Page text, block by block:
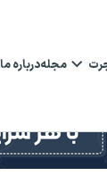
مجلهدرباره ما